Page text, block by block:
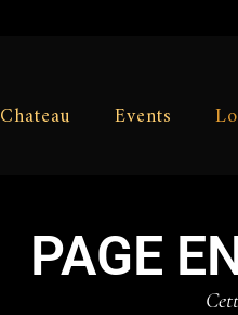
Chateau Events
PAGE